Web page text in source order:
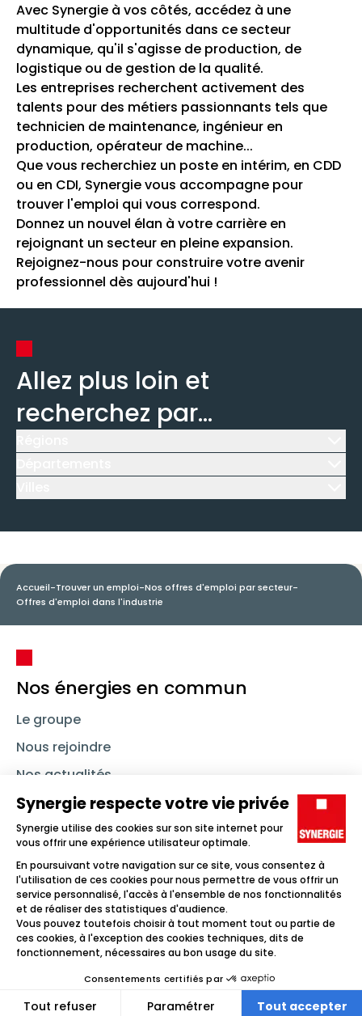
Avec Synergie à vos côtés, accédez à une
multitude d'opportunités dans ce secteur
dynamique, qu'il s'agisse de production, de
logistique ou de gestion de la qualité.
Les entreprises recherchent activement des
talents pour des métiers passionnants tels que
technicien de maintenance, ingénieur en
production, opérateur de machine...
Que vous recherchiez un poste en intérim, en CDD
ou en CDI, Synergie vous accompagne pour
trouver l'emploi qui vous correspond.
Donnez un nouvel élan à votre carrière en
rejoignant un secteur en pleine expansion.
Rejoignez-nous pour construire votre avenir
professionnel dès aujourd'hui !
Allez plus loin et
recherchez par...
Accueil-Trouver un emploi-Nos offres d'emploi par secteur-
Offres d'emploi dans l'industrie
Nos énergies en commun
Le groupe
Nous rejoindre
Nos actualités
Nous contacter
Linkedin SynergieInstagramTikTok Youtube
Trouver un emploi
Icône d'illustration
Candidats
Icône d'illustration
Icône d'illustration